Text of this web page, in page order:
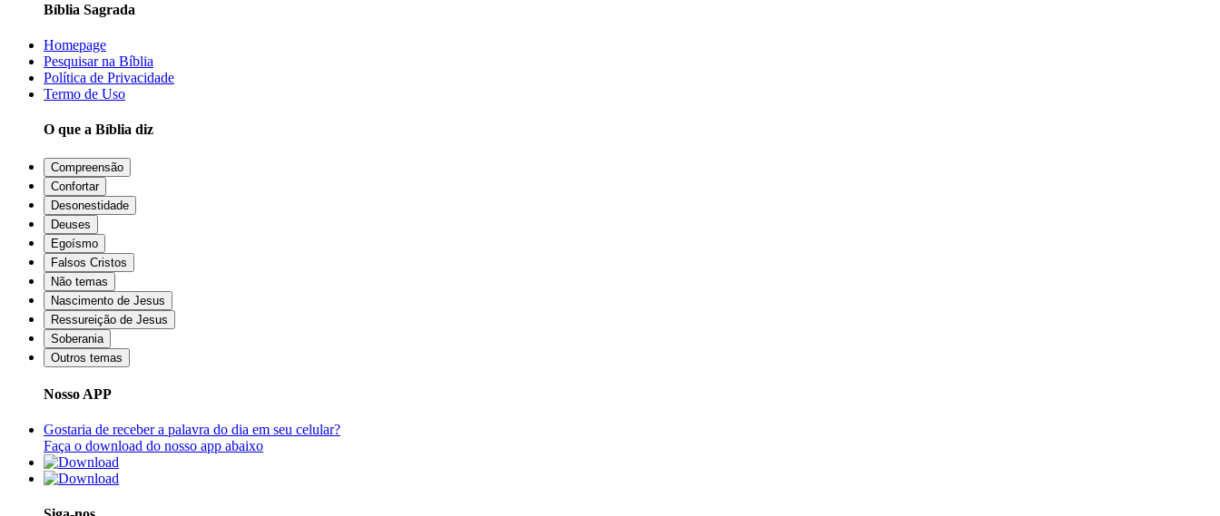
Bíblia Sagrada
Homepage
Pesquisar na Bíblia
Política de Privacidade
Termo de Uso
O que a Bíblia diz
Compreensão
Confortar
Desonestidade
Deuses
Egoísmo
Falsos Cristos
Não temas
Nascimento de Jesus
Ressureição de Jesus
Soberania
Outros temas
Nosso APP
Gostaria de receber a palavra do dia em seu celular?
Faça o download do nosso app abaixo